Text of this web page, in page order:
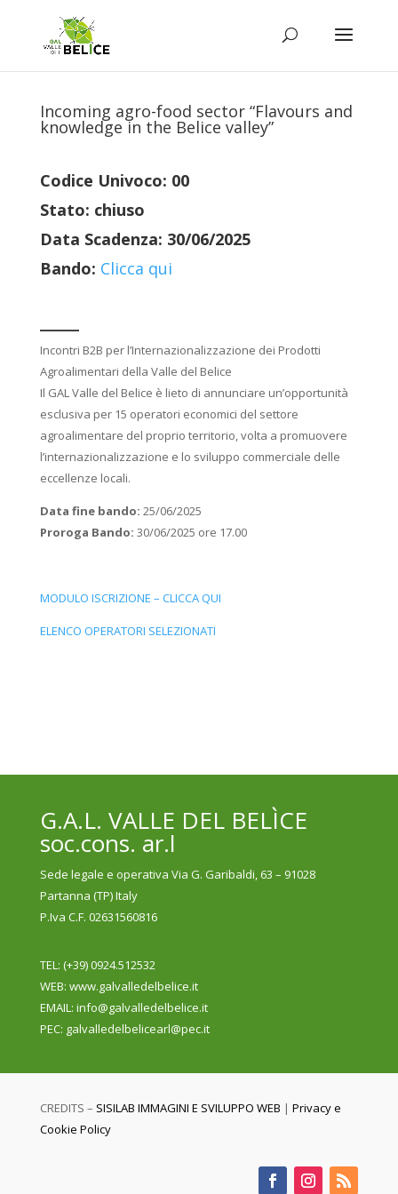
Incoming agro-food sector “Flavours and
knowledge in the Belice valley”
Codice Univoco: 00
Stato: chiuso
Data Scadenza: 30/06/2025
Bando: Clicca qui
Incontri B2B per l’Internazionalizzazione dei Prodotti
Agroalimentari della Valle del Belice
Il GAL Valle del Belice è lieto di annunciare un’opportunità
esclusiva per 15 operatori economici del settore
agroalimentare del proprio territorio, volta a promuovere
l’internazionalizzazione e lo sviluppo commerciale delle
eccellenze locali.
Data fine bando: 25/06/2025
Proroga Bando: 30/06/2025 ore 17.00
MODULO ISCRIZIONE – CLICCA QUI
ELENCO OPERATORI SELEZIONATI
G.A.L. VALLE DEL BELÌCE
soc.cons. ar.l
Sede legale e operativa Via G. Garibaldi, 63 – 91028
Partanna (TP) Italy
P.Iva C.F. 02631560816
TEL: (+39) 0924.512532
WEB: www.galvalledelbelice.it
EMAIL: info@galvalledelbelice.it
PEC: galvalledelbelicearl@pec.it
CREDITS – SISILAB IMMAGINI E SVILUPPO WEB | Privacy e
Cookie Policy